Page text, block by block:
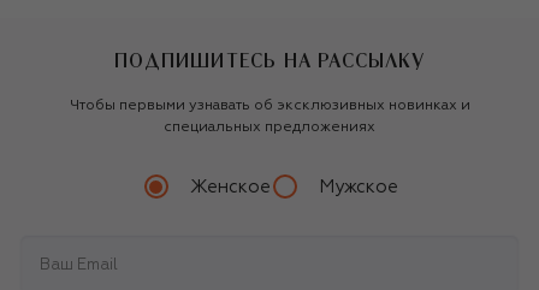
ПОДПИШИТЕСЬ НА РАССЫЛКУ
Чтобы первыми узнавать об эксклюзивных новинках и
специальных предложениях
Женское Мужское